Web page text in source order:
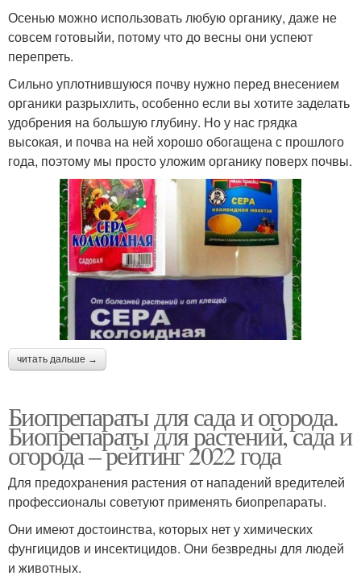
Осенью можно использовать любую органику, даже не
совсем готовыйи, потому что до весны они успеют
перепреть.
Сильно уплотнившуюся почву нужно перед внесением
органики разрыхлить, особенно если вы хотите заделать
удобрения на большую глубину. Но у нас грядка
высокая, и почва на ней хорошо обогащена с прошлого
года, поэтому мы просто уложим органику поверх почвы.
читать дальше →
Биопрепараты для сада и огорода.
Биопрепараты для растений, сада и
огорода – рейтинг 2022 года
Для предохранения растения от нападений вредителей
профессионалы советуют применять биопрепараты.
Они имеют достоинства, которых нет у химических
фунгицидов и инсектицидов. Они безвредны для людей
и животных.